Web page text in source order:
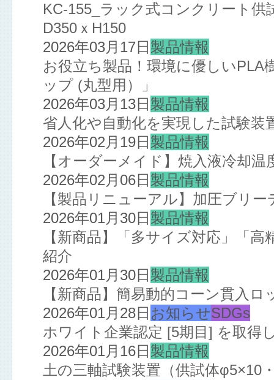
KC-155_ラック式コンクリート
D350ｘH150
2026年03月17日 製品情報
お役立ち製品！環境に優しい
ップ (丸型用）」
2026年03月13日 製品情報
省人化や自動化を実現した試験
2026年02月19日 製品情報
【オーダーメイド】焼入液冷却
2026年02月06日 製品情報
【製品リニューアル】加圧ブリ
2026年01月30日 製品情報
【新商品】「多サイズ対応」「
紹介
2026年01月30日 製品情報
【新商品】簡易動的コーン貫入
2026年01月28日 お知らせSDGs
ホワイト企業認定 [5期目] を取得
2026年01月16日 製品情報
土の三軸試験装置（供試体φ5×10